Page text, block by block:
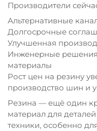
Производители
Альтернативные
Долгосрочные
Улучшенная
Инженерные
материалы
Рост цен на резину
производство шин и
Резина — ещё один
материал для
техники, особенно